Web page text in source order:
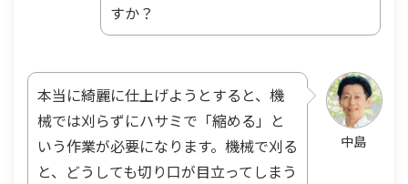
すか？
中島
本当に綺麗に仕上げようとすると、機
械では刈らずにハサミで「縮める」と
いう作業が必要になります。機械で刈る
と、どうしても切り口が目立ってしまう